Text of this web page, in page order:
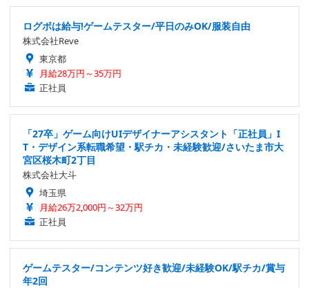
ログボは給与!ゲームテスター/平日のみOK/服装自由
株式会社Reve
東京都
月給28万円～35万円
正社員
「27卒」ゲーム向けUIデザイナーアシスタント「正社員」I
T・デザイン系転職希望・駅チカ・未経験歓迎/さいたま市大
宮区桜木町2丁目
株式会社大斗
埼玉県
月給26万2,000円～32万円
正社員
ゲームテスター/コンテンツ好き歓迎/未経験OK/駅チカ/賞与
年2回